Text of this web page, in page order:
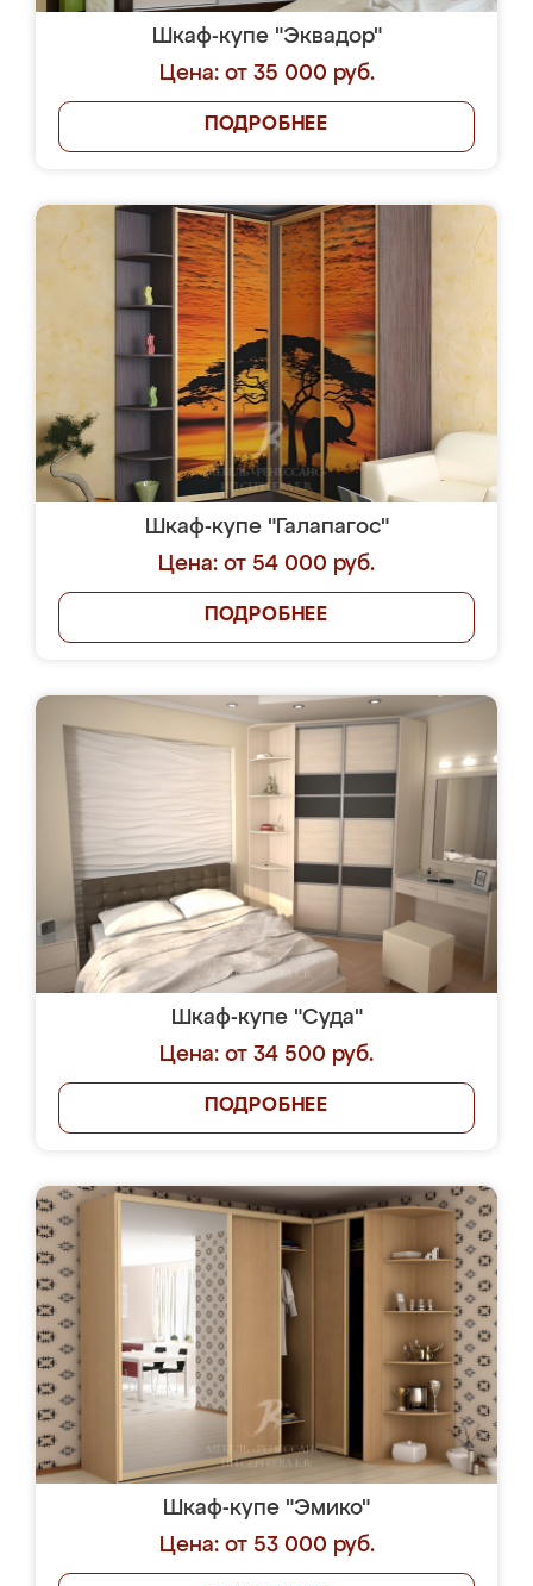
Шкаф-купе "Эквадор"
Цена: от 35 000 руб.
ПОДРОБНЕЕ
Шкаф-купе "Галапагос"
Цена: от 54 000 руб.
ПОДРОБНЕЕ
Шкаф-купе "Суда"
Цена: от 34 500 руб.
ПОДРОБНЕЕ
Шкаф-купе "Эмико"
Цена: от 53 000 руб.